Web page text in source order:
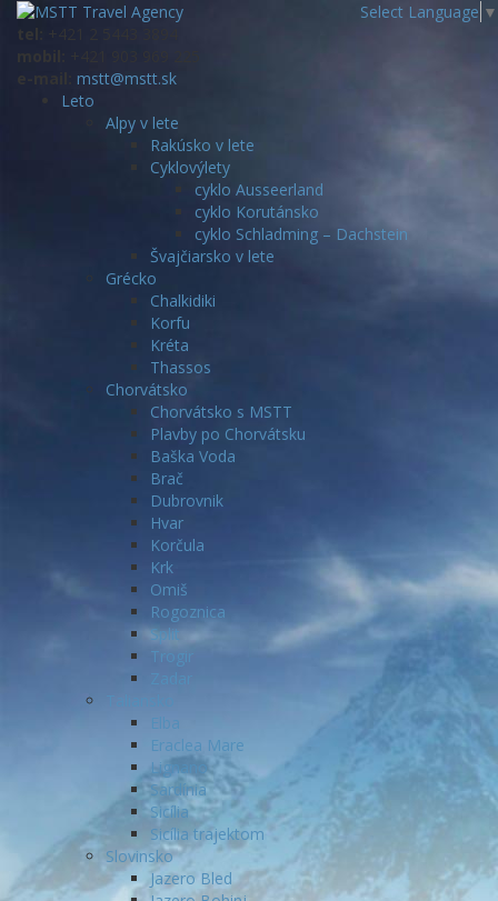
Select Language ▼
tel:
mstt@mstt.sk
Leto
Alpy v lete
Rakúsko v lete
Cyklovýlety
cyklo Ausseerland
cyklo Korutánsko
cyklo Schladming – Dachstein
Švajčiarsko v lete
Grécko
Chalkidiki
Korfu
Kréta
Thassos
Chorvátsko
Chorvátsko s MSTT
Plavby po Chorvátsku
Baška Voda
Brač
Dubrovnik
Hvar
Korčula
Krk
Omiš
Rogoznica
Split
Trogir
Elba
Eraclea Mare
Lignano
Sardínia
Sicília
Sicília trajektom
Slovinsko
Jazero Bled